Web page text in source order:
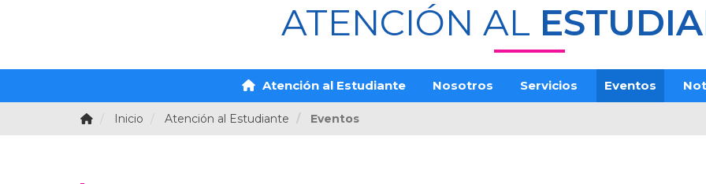
ATENCIÓN AL
Atención al Estudiante Nosotros Servicios Eventos
Inicio Atención al Estudiante Eventos